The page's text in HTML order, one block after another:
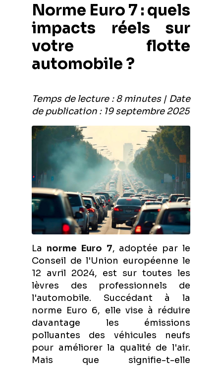
Norme Euro 7 : quels
impacts réels sur
votre flotte
automobile ?
Temps de lecture : 8 minutes | Date
de publication : 19 septembre 2025
La norme Euro 7, adoptée par le
Conseil de l'Union européenne le
12 avril 2024, est sur toutes les
lèvres des professionnels de
l'automobile. Succédant à la
norme Euro 6, elle vise à réduire
davantage les émissions
polluantes des véhicules neufs
pour améliorer la qualité de l'air.
Mais que signifie-t-elle